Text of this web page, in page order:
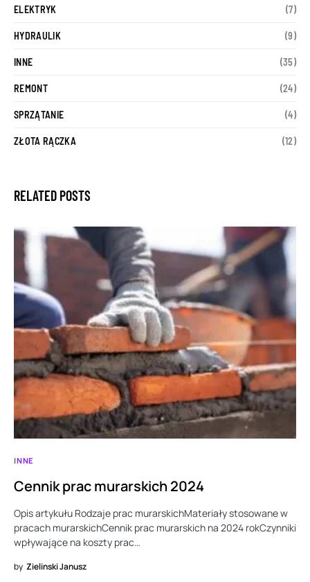
ELEKTRYK (7)
HYDRAULIK (9)
INNE (35)
REMONT (24)
SPRZĄTANIE (4)
ZŁOTA RĄCZKA (12)
RELATED POSTS
INNE
Cennik prac murarskich 2024
Opis artykułu Rodzaje prac murarskichMateriały stosowane w
pracach murarskichCennik prac murarskich na 2024 rokCzynniki
wpływające na koszty prac…
by Zielinski Janusz